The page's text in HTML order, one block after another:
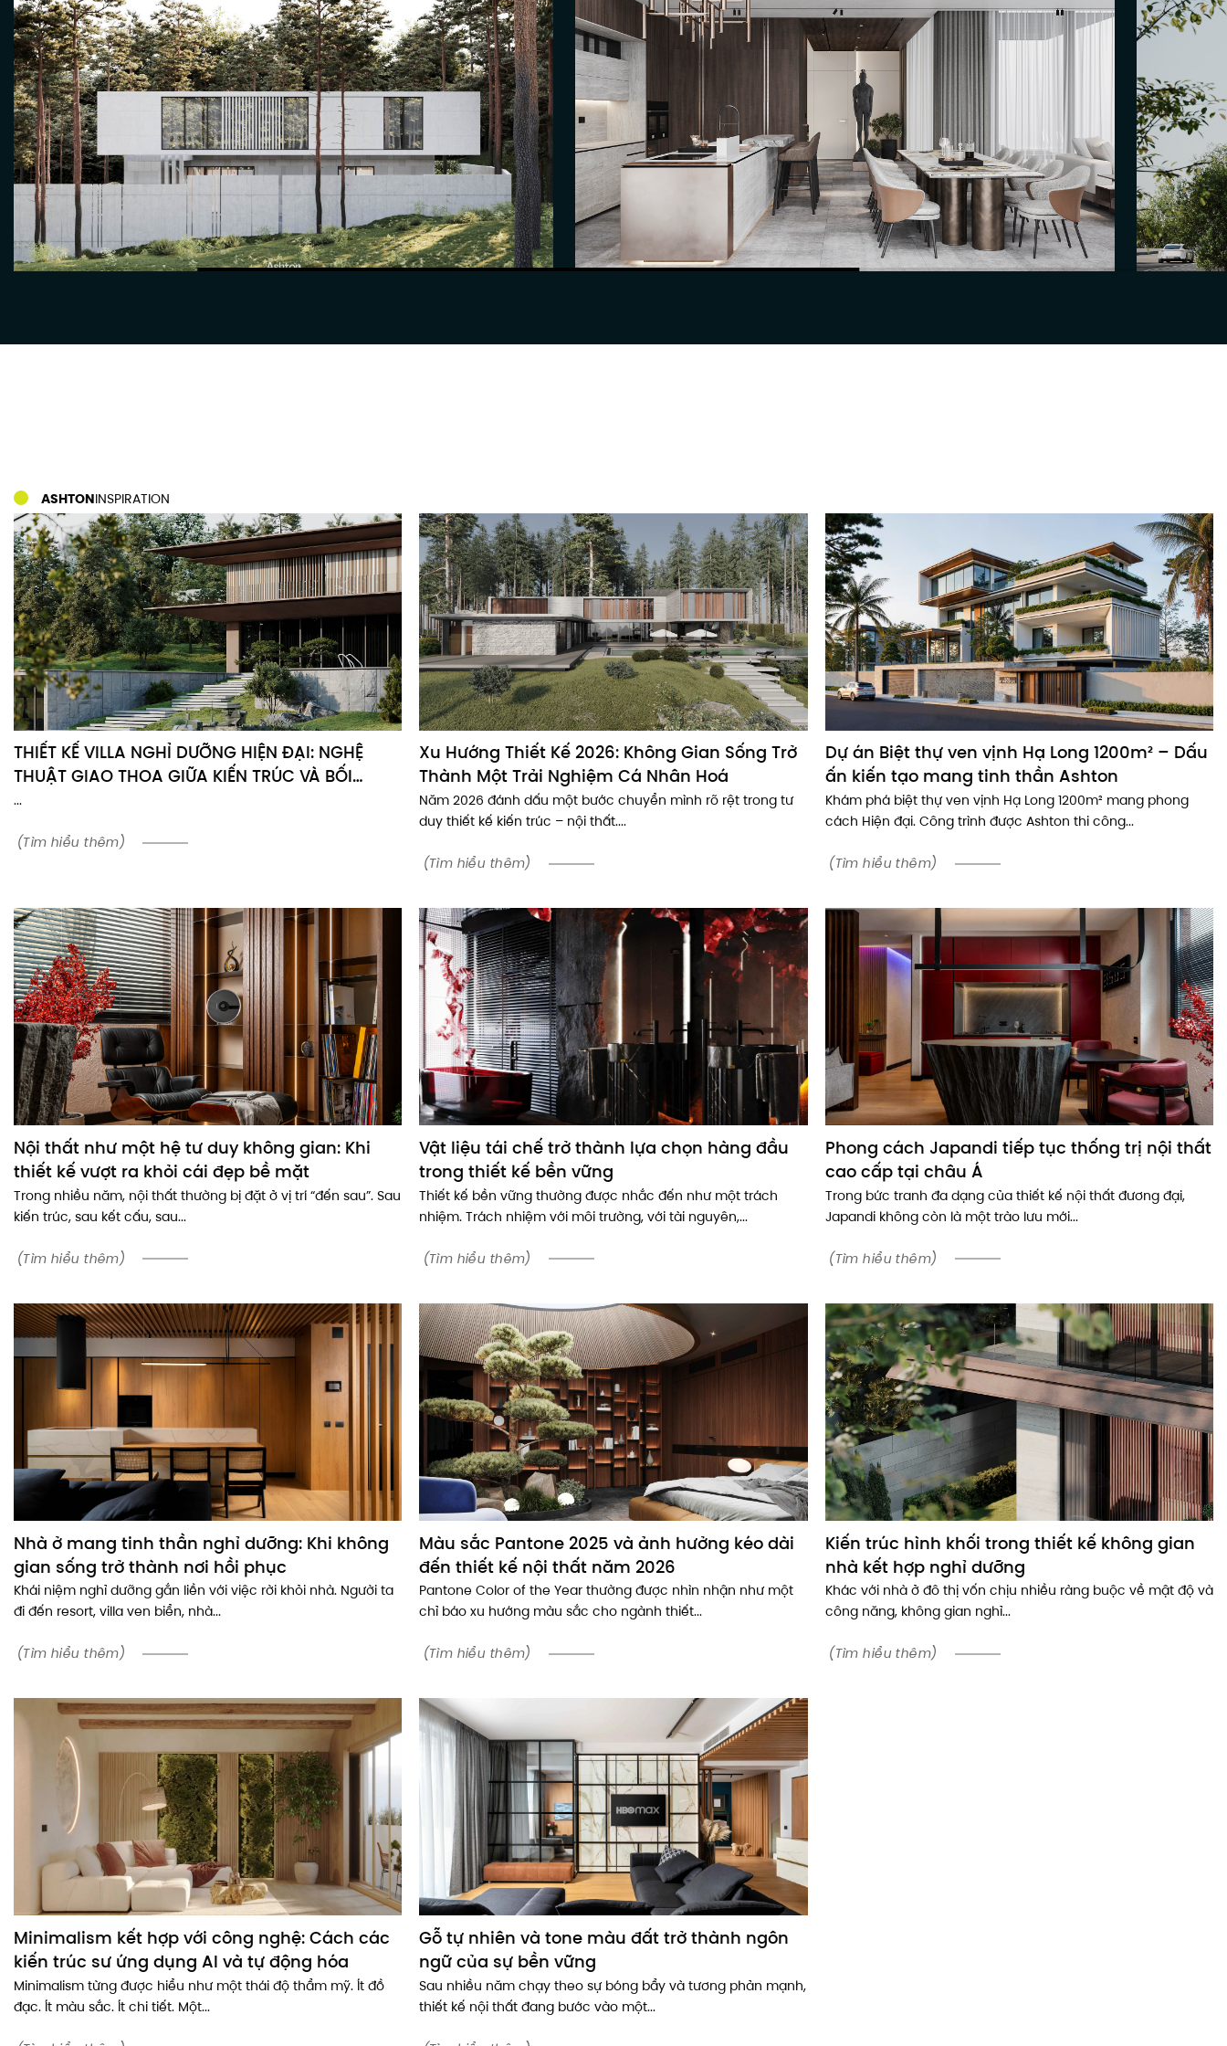
ASHTONINSPIRATION
THIẾT KẾ VILLA NGHỈ DƯỠNG HIỆN ĐẠI: NGHỆ
THUẬT GIAO THOA GIỮA KIẾN TRÚC VÀ BỐI
CẢNH
...
(Tìm hiểu thêm)
Xu Hướng Thiết Kế 2026: Không Gian Sống Trở
Thành Một Trải Nghiệm Cá Nhân Hoá
Năm 2026 đánh dấu một bước chuyển mình rõ rệt trong tư
duy thiết kế kiến trúc – nội thất....
(Tìm hiểu thêm)
Dự án Biệt thự ven vịnh Hạ Long 1200m² – Dấu
ấn kiến tạo mang tinh thần Ashton
Khám phá biệt thự ven vịnh Hạ Long 1200m² mang phong
cách Hiện đại. Công trình được Ashton thi công...
(Tìm hiểu thêm)
Nội thất như một hệ tư duy không gian: Khi
thiết kế vượt ra khỏi cái đẹp bề mặt
Trong nhiều năm, nội thất thường bị đặt ở vị trí “đến sau”. Sau
kiến trúc, sau kết cấu, sau...
(Tìm hiểu thêm)
Vật liệu tái chế trở thành lựa chọn hàng đầu
trong thiết kế bền vững
Thiết kế bền vững thường được nhắc đến như một trách
nhiệm. Trách nhiệm với môi trường, với tài nguyên,...
(Tìm hiểu thêm)
Phong cách Japandi tiếp tục thống trị nội thất
cao cấp tại châu Á
Trong bức tranh đa dạng của thiết kế nội thất đương đại,
Japandi không còn là một trào lưu mới...
(Tìm hiểu thêm)
Nhà ở mang tinh thần nghỉ dưỡng: Khi không
gian sống trở thành nơi hồi phục
Khái niệm nghỉ dưỡng gắn liền với việc rời khỏi nhà. Người ta
đi đến resort, villa ven biển, nhà...
(Tìm hiểu thêm)
Màu sắc Pantone 2025 và ảnh hưởng kéo dài
đến thiết kế nội thất năm 2026
Pantone Color of the Year thường được nhìn nhận như một
chỉ báo xu hướng màu sắc cho ngành thiết...
(Tìm hiểu thêm)
Kiến trúc hình khối trong thiết kế không gian
nhà kết hợp nghỉ dưỡng
Khác với nhà ở đô thị vốn chịu nhiều ràng buộc về mật độ và
công năng, không gian nghỉ...
(Tìm hiểu thêm)
Minimalism kết hợp với công nghệ: Cách các
kiến trúc sư ứng dụng AI và tự động hóa
Minimalism từng được hiểu như một thái độ thẩm mỹ. Ít đồ
đạc. Ít màu sắc. Ít chi tiết. Một...
Gỗ tự nhiên và tone màu đất trở thành ngôn
ngữ của sự bền vững
Sau nhiều năm chạy theo sự bóng bẩy và tương phản mạnh,
thiết kế nội thất đang bước vào một...